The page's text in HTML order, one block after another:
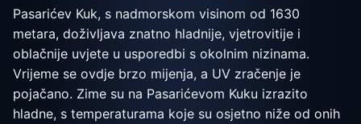
Pasarićev Kuk, s nadmorskom visinom od 1630
metara, doživljava znatno hladnije, vjetrovitije i
oblačnije uvjete u usporedbi s okolnim nizinama.
Vrijeme se ovdje brzo mijenja, a UV zračenje je
pojačano. Zime su na Pasarićevom Kuku izrazito
hladne, s temperaturama koje su osjetno niže od onih